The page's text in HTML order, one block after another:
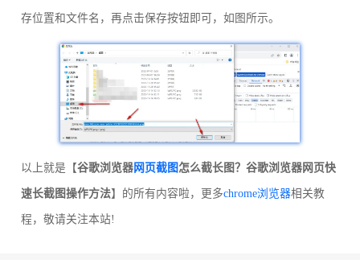
存位置和文件名，再点击保存按钮即可，如图所示。
以上就是【谷歌浏览器网页截图 怎么截长图？谷歌浏览器网页快
速长截图操作方法】的所有内容啦，更多chrome浏览器相关教
程，敬请关注本站!